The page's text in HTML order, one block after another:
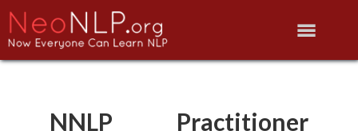
NNLP Practitioner